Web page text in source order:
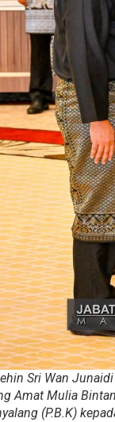
Sri Wan
Amat Mulia
(P.B.K)